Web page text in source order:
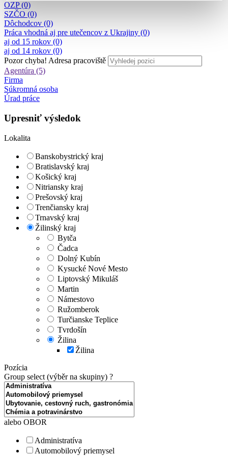
OZP (0)
SZČO (0)
Dôchodcov (0)
Práca vhodná aj pre utečencov z Ukrajiny (0)
aj od 15 rokov (0)
aj od 14 rokov (0)
Pozor chyba! Adresa pracoviště
Agentúra (5)
Firma
Súkromná osoba
Úrad práce
Upresniť výsledok
Lokalita
Banskobystrický kraj
Bratislavský kraj
Košický kraj
Nitriansky kraj
Prešovský kraj
Trenčiansky kraj
Trnavský kraj
Žilinský kraj
Bytča
Čadca
Dolný Kubín
Kysucké Nové Mesto
Liptovský Mikuláš
Martin
Námestovo
Ružomberok
Turčianske Teplice
Tvrdošín
Žilina
Žilina
Pozícia
Group select (výběr na skupiny) ?
alebo OBOR
Administratíva
Automobilový priemysel